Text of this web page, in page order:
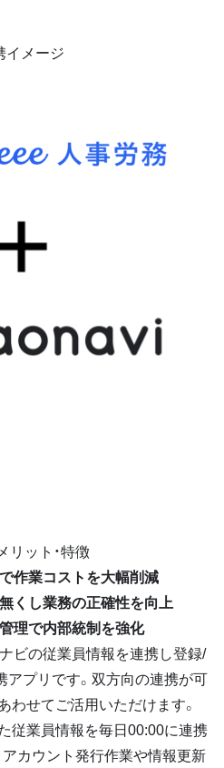
イメージ
リット・特徴
作業コストを大幅削減
くし業務の正確性を向上
理で内部統制を強化
ビの従業員情報を連携し登録/
プリです。双方向の連携が可
わせてご活用いただけます。
従業員情報を毎日00:00に連携
アカウント発行作業や情報更新